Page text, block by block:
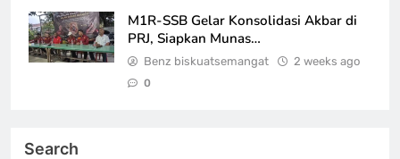
M1R-SSB Gelar Konsolidasi Akbar di
PRJ, Siapkan Munas…
Benz biskuatsemangat 2 weeks ago
0
Search